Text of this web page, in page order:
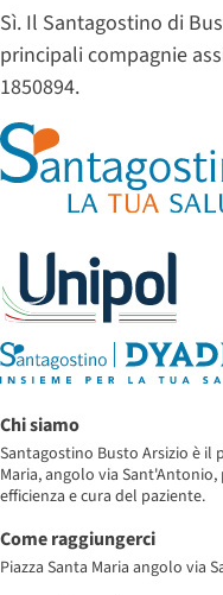
Sì. Il Santagostino di
principali compagnie
1850894.
Chi siamo
Santagostino Busto Arsizio è il
Maria, angolo via
efficienza e cura del paziente.
Come raggiungerci
Piazza Santa Maria angolo via